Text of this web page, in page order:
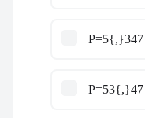
P=5{,}347
P=53{,}47